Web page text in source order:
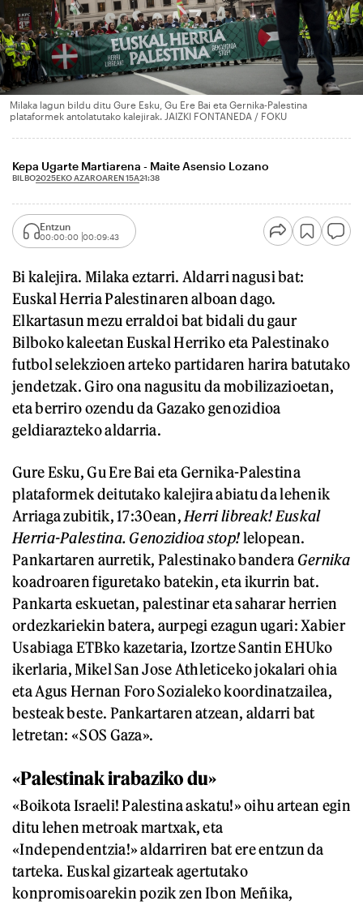
Milaka lagun bildu ditu Gure Esku, Gu Ere Bai eta Gernika-Palestina
plataformek antolatutako kalejirak. JAIZKI FONTANEDA / FOKU
Kepa Ugarte Martiarena - Maite Asensio Lozano
BILBO2025EKO AZAROAREN 15A21:38
Entzun
00:00:00 00:09:43
Bi kalejira. Milaka eztarri. Aldarri nagusi bat:
Euskal Herria Palestinaren alboan dago.
Elkartasun mezu erraldoi bat bidali du gaur
Bilboko kaleetan Euskal Herriko eta Palestinako
futbol selekzioen arteko partidaren harira batutako
jendetzak. Giro ona nagusitu da mobilizazioetan,
eta berriro ozendu da Gazako genozidioa
geldiarazteko aldarria.
Gure Esku, Gu Ere Bai eta Gernika-Palestina
plataformek deitutako kalejira abiatu da lehenik
Arriaga zubitik, 17:30ean, Herri libreak! Euskal
Herria-Palestina. Genozidioa stop!lelopean.
Pankartaren aurretik, Palestinako bandera Gernika
koadroaren figuretako batekin, eta ikurrin bat.
Pankarta eskuetan, palestinar eta saharar herrien
ordezkariekin batera, aurpegi ezagun ugari: Xabier
Usabiaga ETBko kazetaria, Izortze Santin EHUko
ikerlaria, Mikel San Jose Athleticeko jokalari ohia
eta Agus Hernan Foro Sozialeko koordinatzailea,
besteak beste. Pankartaren atzean, aldarri bat
letretan: «SOS Gaza».
«Palestinak irabaziko du»
«Boikota Israeli! Palestina askatu!» oihu artean egin
ditu lehen metroak martxak, eta
«Independentzia!» aldarriren bat ere entzun da
tarteka. Euskal gizarteak agertutako
konpromisoarekin pozik zen Ibon Meñika,